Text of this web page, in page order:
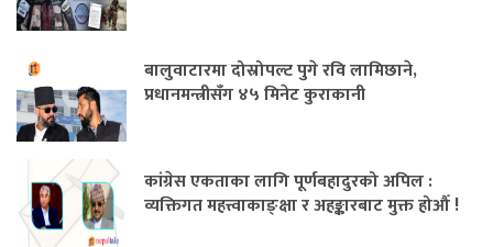
बालुवाटारमा दोस्रोपल्ट पुगे रवि लामिछाने,
प्रधानमन्त्रीसँग ४५ मिनेट कुराकानी
कांग्रेस एकताका लागि पूर्णबहादुरको अपिल :
व्यक्तिगत महत्त्वाकाङ्क्षा र अहङ्कारबाट मुक्त होऔँ !